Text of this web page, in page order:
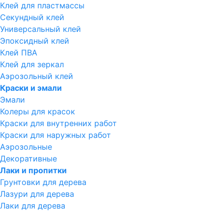
Клей для пластмассы
Секундный клей
Универсальный клей
Эпоксидный клей
Клей ПВА
Клей для зеркал
Аэрозольный клей
Краски и эмали
Эмали
Колеры для красок
Краски для внутренних работ
Краски для наружных работ
Аэрозольные
Декоративные
Лаки и пропитки
Грунтовки для дерева
Лазури для дерева
Лаки для дерева